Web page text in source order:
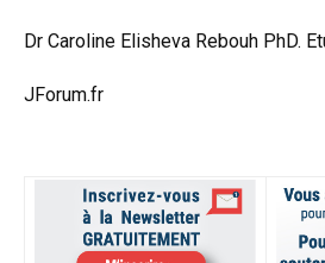
Dr Caroline Elisheva Rebouh PhD.
JForum.fr